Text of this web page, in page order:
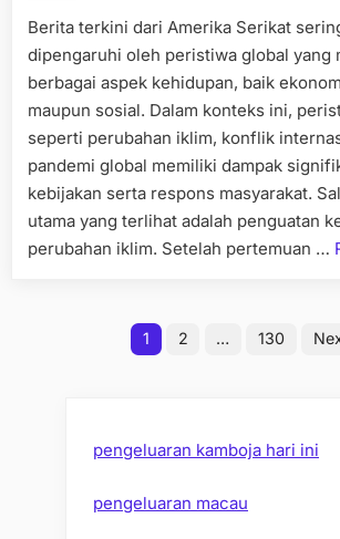
Berita terkini dari Amerika Serikat
dipengaruhi oleh peristiwa global yang
berbagai aspek kehidupan, baik
maupun sosial. Dalam konteks ini,
seperti perubahan iklim, konflik
pandemi global memiliki dampak
kebijakan serta respons masyarakat.
utama yang terlihat adalah penguatan
perubahan iklim. Setelah pertemuan …
1 2 … 130
pengeluaran kamboja hari ini
pengeluaran macau